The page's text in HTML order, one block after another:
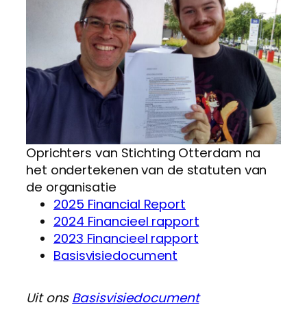
Oprichters van Stichting Otterdam na
het ondertekenen van de statuten van
de organisatie
2025 Financial Report
2024 Financieel rapport
2023 Financieel rapport
Basisvisiedocument
Uit ons Basisvisiedocument